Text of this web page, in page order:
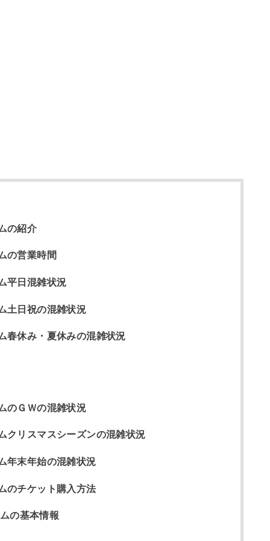
の紹介
の営業時間
平日混雑状況
土日祝の混雑状況
春休み・夏休みの混雑状況
のＧＷの混雑状況
クリスマスシーズンの混雑状況
年末年始の混雑状況
のチケット購入方法
の基本情報